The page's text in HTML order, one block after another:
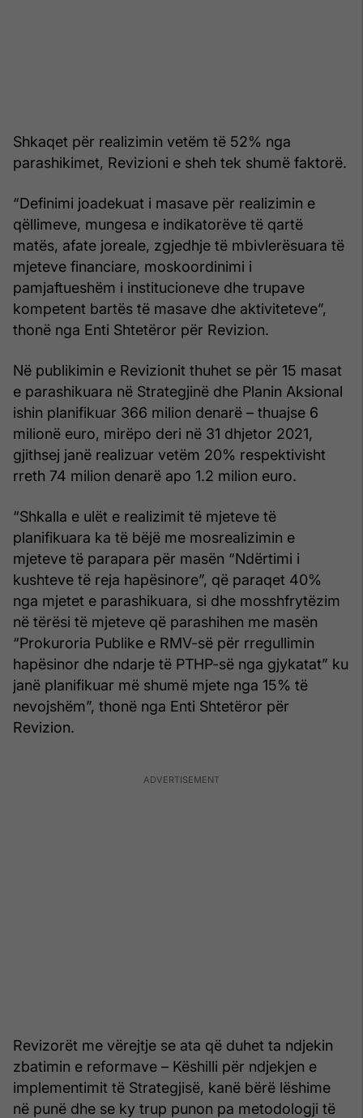
Shkaqet për realizimin vetëm të 52% nga
parashikimet, Revizioni e sheh tek shumë faktorë.
“Definimi joadekuat i masave për realizimin e
qëllimeve, mungesa e indikatorëve të qartë
matës, afate joreale, zgjedhje të mbivlerësuara të
mjeteve financiare, moskoordinimi i
pamjaftueshëm i institucioneve dhe trupave
kompetent bartës të masave dhe aktiviteteve”,
thonë nga Enti Shtetëror për Revizion.
Në publikimin e Revizionit thuhet se për 15 masat
e parashikuara në Strategjinë dhe Planin Aksional
ishin planifikuar 366 milion denarë – thuajse 6
milionë euro, mirëpo deri në 31 dhjetor 2021,
gjithsej janë realizuar vetëm 20% respektivisht
rreth 74 milion denarë apo 1.2 milion euro.
“Shkalla e ulët e realizimit të mjeteve të
planifikuara ka të bëjë me mosrealizimin e
mjeteve të parapara për masën “Ndërtimi i
kushteve të reja hapësinore”, që paraqet 40%
nga mjetet e parashikuara, si dhe mosshfrytëzim
në tërësi të mjeteve që parashihen me masën
“Prokuroria Publike e RMV-së për rregullimin
hapësinor dhe ndarje të PTHP-së nga gjykatat” ku
janë planifikuar më shumë mjete nga 15% të
nevojshëm”, thonë nga Enti Shtetëror për
Revizion.
Revizorët me vërejtje se ata që duhet ta ndjekin
zbatimin e reformave – Këshilli për ndjekjen e
implementimit të Strategjisë, kanë bërë lëshime
në punë dhe se ky trup punon pa metodologji të